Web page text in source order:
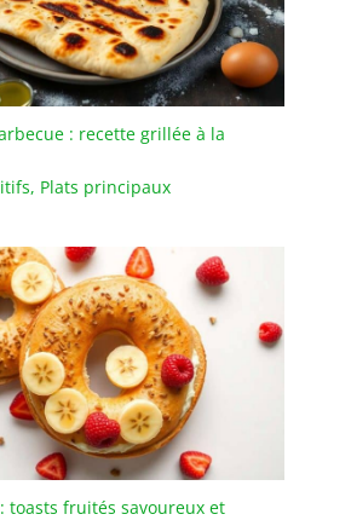
petites portions, 26 cm
pour un usage
polyvalent, ou 28 cm
pour les recettes plus
généreuses. 【Tous feux
dont induction et four】
l’induction, le gaz, les
vitrocéramiques, cette
cocotte passe également
au four. Elle permet de
saisir, mijoter, braiser,
rôtir et cuire du pain
avec un seul ustensile,
de la plaque de cuisson
jusqu’à la table.
【Couvercle conçu pour
préserver l’humidité】Le
couvercle épais aide la
: recette grillée à la
, Plats principaux
toasts fruités savoureux et